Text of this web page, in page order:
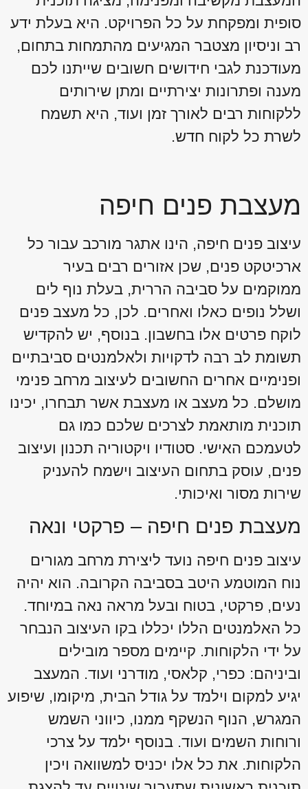
סופית ומפקחת על כל הפרויקט. היא בעלת ידע
רב וניסיון מצטבר המגיעים מהתמחות בתחום,
מעודכנת לגבי חידושים חשובים שייתנו לכם
מענה ופתרונות יצירתיים ומתן שירותים
ללקוחות רבים לאורך זמן ועוד, היא תשמח
לשרת כל לקוח חדש.
מעצבת פנים חיפה
עיצוב פנים חיפה, הינו אתגר מורכב עבור כל
ארכיטקט פנים, שכן אזורים רבים בעיר
ממוקמים על סביבה הררית, בעלת נוף לים
ושלל נופים כאלו ואחרים. לכן, כל מעצב פנים
לוקח פרטים אלו בחשבון. בנוסף, יש להקדיש
תשומת לב רבה לדקויות ולאלמנטים סביבתיים
ופנימיים אחרים החשובים לעיצוב מרחב פנימי
מושלם. כל מעצב או מעצבת אשר תבחרו, יכינו
תוכנית מותאמת לצרכים שלכם כמו גם
לטעמכם האישי. סטודיו ויקטוריה תכנון ועיצוב
פנים, עוסק בתחום העיצוב וישמח להעניק
שירות מסור ואיכותי.
מעצבת פנים חיפה – פרקטי ונאה
עיצוב פנים חיפה נועד ליצירת מרחב מגורים
נוח המוטמע היטב בסביבה הקרובה. הוא יהיה
נעים, פרקטי, בטוח ובעל מראה נאה במיוחד.
כל האלמנטים הללו יכללו בקו העיצוב הנבחר
על ידי הלקוחות. קיימים מספר מובילים
וביניהם: כפרי, קלאסי, מודרני ועוד. המעצב
יגיע למקום וילמד על גודל הבית, מיקומו, שיפוע
המגרש, הנוף הנשקף ממנו, כיווני השמש
ורוחות השמים ועוד. בנוסף ילמד על צרכי
הלקוחות. את כל אלו יכניס למשוואה ויכין